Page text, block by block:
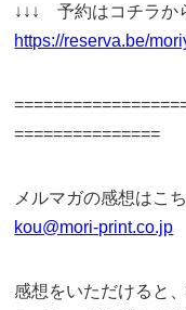
↓↓↓ 予約はコチラ
https://reserva.be/
===============
メルマガの感想はこ
kou@mori-print.co.jp
感想をいただけると